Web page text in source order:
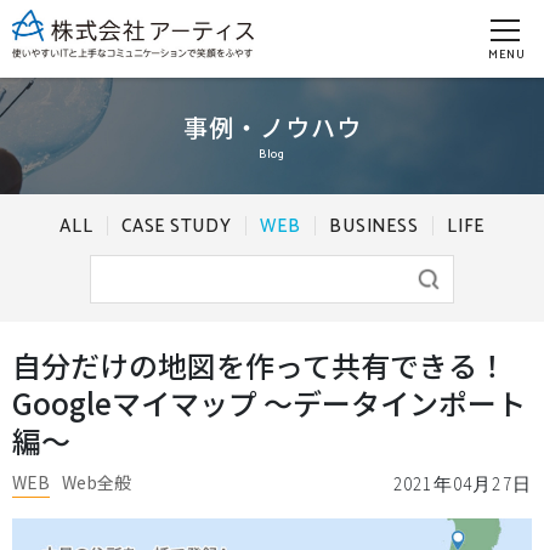
MENU
事例・ノウハウ
Blog
ALL CASE STUDY WEB BUSINESS LIFE
自分だけの地図を作って共有できる！
Googleマイマップ ～データインポート
編～
2021年04月27日
WEB Web全般